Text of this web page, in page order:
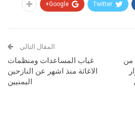
Twitter
Google+
من
المقال التالي
غياب المساعدات ومنظمات
الاغاثة منذ اشهر عن النازحين
اليمنيين